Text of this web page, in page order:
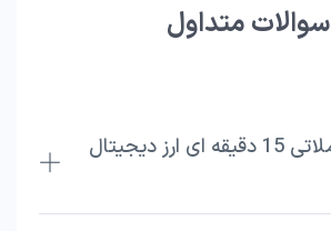
سوالات متداول
🔸استراتژی معاملاتی 15 دقیقه ای ارز دیجیتال